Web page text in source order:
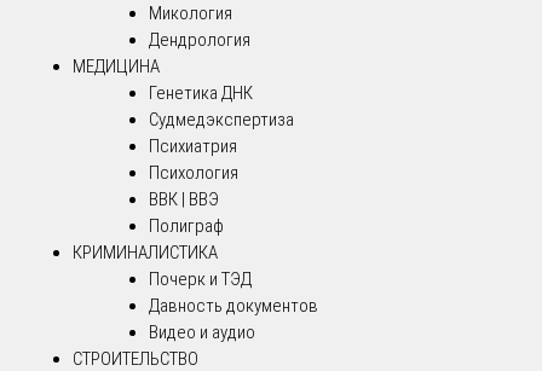
Микология
Дендрология
МЕДИЦИНА
Генетика ДНК
Судмедэкспертиза
Психиатрия
Психология
ВВК | ВВЭ
Полиграф
КРИМИНАЛИСТИКА
Почерк и ТЭД
Давность документов
Видео и аудио
СТРОИТЕЛЬСТВО